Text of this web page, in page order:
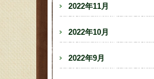
2022年11月
2022年10月
2022年9月